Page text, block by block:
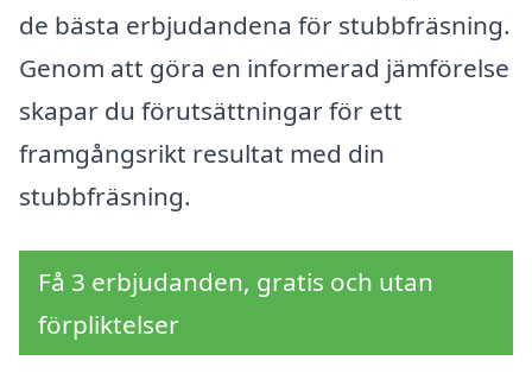
de bästa erbjudandena för stubbfräsning.
Genom att göra en informerad jämförelse
skapar du förutsättningar för ett
framgångsrikt resultat med din
stubbfräsning.
Få 3 erbjudanden, gratis och utan
förpliktelser